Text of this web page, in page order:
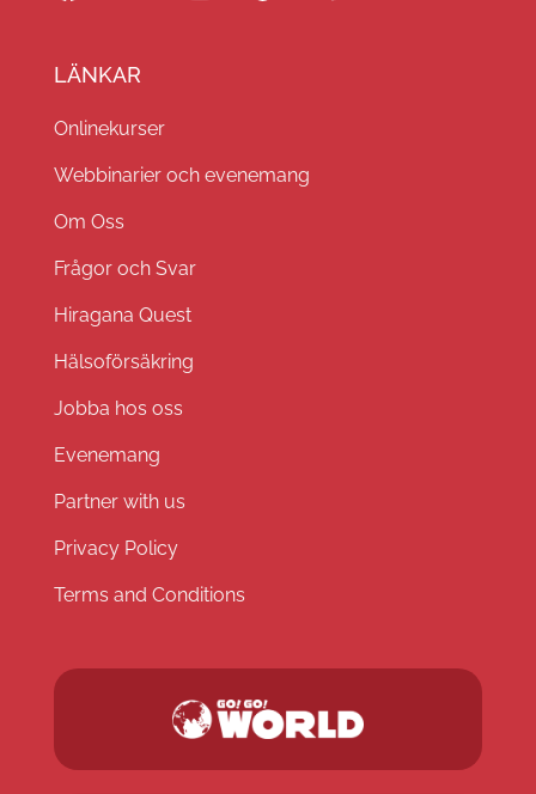
LÄNKAR
Onlinekurser
Webbinarier och evenemang
Om Oss
Frågor och Svar
Hiragana Quest
Hälsoförsäkring
Jobba hos oss
Evenemang
Partner with us
Privacy Policy
Terms and Conditions